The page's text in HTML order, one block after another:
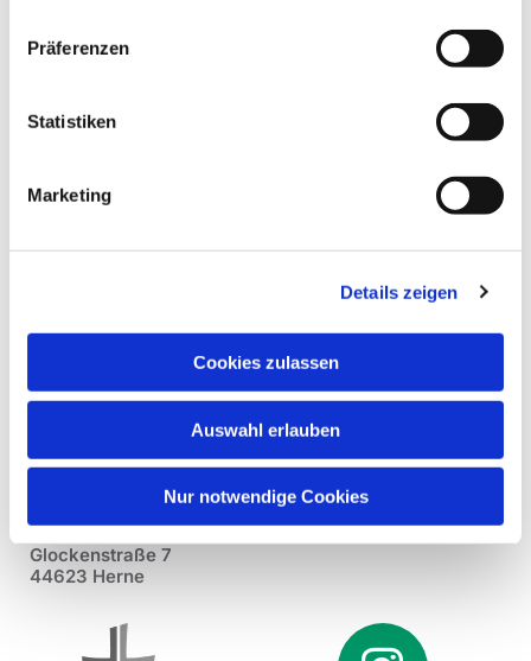
Präferenzen
Statistiken
Marketing
Details zeigen
Cookies zulassen
Auswahl erlauben
Nur notwendige Cookies
Pfarrei St. Dionysius Herne
Glockenstraße 7
44623 Herne